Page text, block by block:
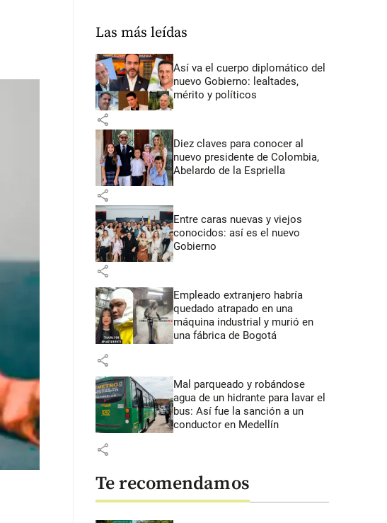
Las más leídas
Así va el cuerpo diplomático del
nuevo Gobierno: lealtades,
mérito y políticos
share
Diez claves para conocer al
nuevo presidente de Colombia,
Abelardo de la Espriella
share
Entre caras nuevas y viejos
conocidos: así es el nuevo
Gobierno
share
Empleado extranjero habría
quedado atrapado en una
máquina industrial y murió en
una fábrica de Bogotá
share
Mal parqueado y robándose
agua de un hidrante para lavar el
bus: Así fue la sanción a un
conductor en Medellín
share
Te recomendamos